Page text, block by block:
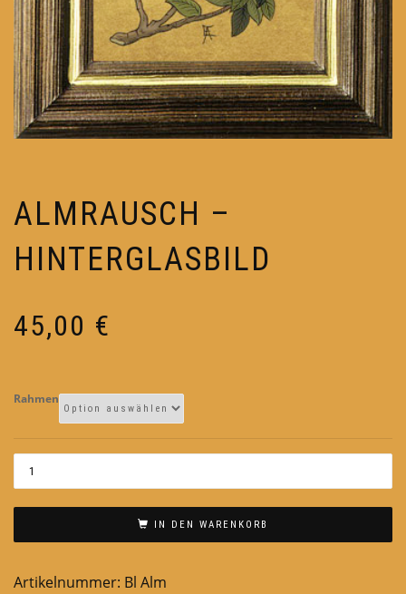
ALMRAUSCH –
HINTERGLASBILD
45,00 €
Rahmen
IN DEN WARENKORB
Artikelnummer: Bl Alm